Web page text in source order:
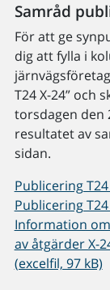
Samråd
För att ge
dig att fylla i
T24 X-24” och
torsdagen den
resultatet av
sidan.
Publicering
Publicering
Information
av åtgärder X-
(excelfil, 97 kB)